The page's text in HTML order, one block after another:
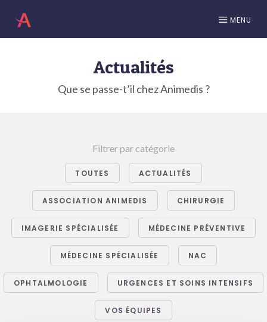
MENU
Actualités
Que se passe-t’il chez Animedis ?
Filtrer par catégorie
TOUTES ACTUALITÉS
ASSOCIATION ANIMEDIS CHIRURGIE
IMAGERIE SPÉCIALISÉE MÉDECINE PRÉVENTIVE
MÉDECINE SPÉCIALISÉE NAC
OPHTALMOLOGIE URGENCES ET SOINS INTENSIFS
VOS ÉQUIPES